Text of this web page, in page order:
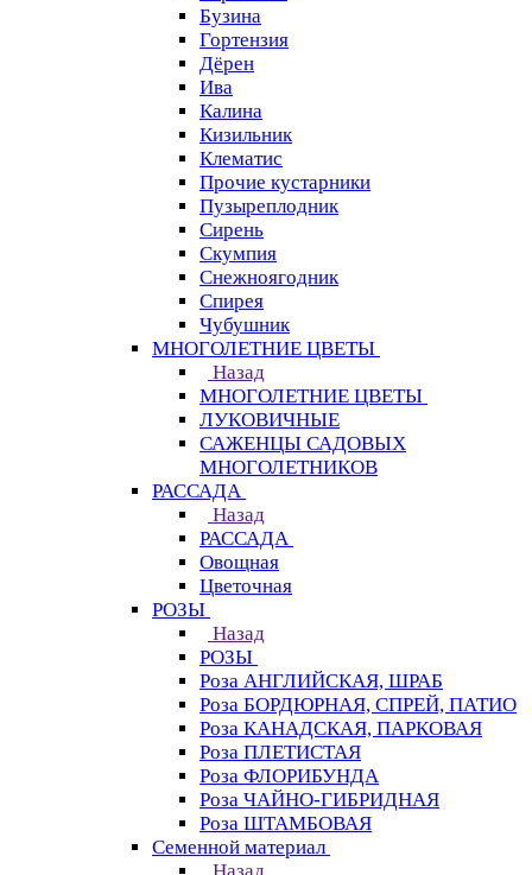
Бузина
Гортензия
Дёрен
Ива
Калина
Кизильник
Клематис
Прочие кустарники
Пузыреплодник
Сирень
Скумпия
Снежноягодник
Спирея
Чубушник
МНОГОЛЕТНИЕ ЦВЕТЫ
Назад
МНОГОЛЕТНИЕ ЦВЕТЫ
ЛУКОВИЧНЫЕ
САЖЕНЦЫ САДОВЫХ
МНОГОЛЕТНИКОВ
РАССАДА
Назад
РАССАДА
Овощная
Цветочная
РОЗЫ
Назад
РОЗЫ
Роза АНГЛИЙСКАЯ, ШРАБ
Роза БОРДЮРНАЯ, СПРЕЙ, ПАТИО
Роза КАНАДСКАЯ, ПАРКОВАЯ
Роза ПЛЕТИСТАЯ
Роза ФЛОРИБУНДА
Роза ЧАЙНО-ГИБРИДНАЯ
Роза ШТАМБОВАЯ
Семенной материал